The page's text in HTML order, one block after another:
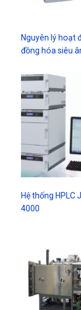
Nguyên lý hoạt
đồng hóa siêu
Hệ thống HPLC
4000